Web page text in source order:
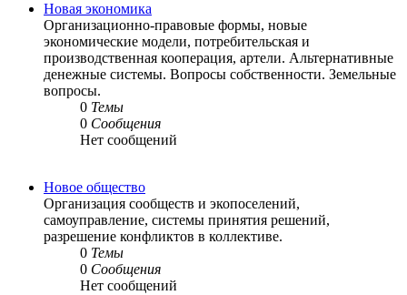
Новая экономика
Организационно-правовые формы, новые
экономические модели, потребительская и
производственная кооперация, артели. Альтернативные
денежные системы. Вопросы собственности. Земельные
вопросы.
0 Темы
0 Сообщения
Нет сообщений
Новое общество
Организация сообществ и экопоселений,
самоуправление, системы принятия решений,
разрешение конфликтов в коллективе.
0 Темы
0 Сообщения
Нет сообщений